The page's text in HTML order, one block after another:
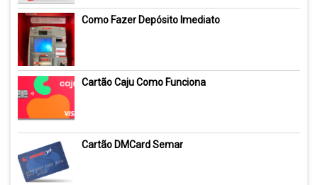
Como Fazer Depósito Imediato
Cartão Caju Como Funciona
Cartão DMCard Semar